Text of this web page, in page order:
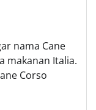
nama Cane
makanan Italia.
Corso